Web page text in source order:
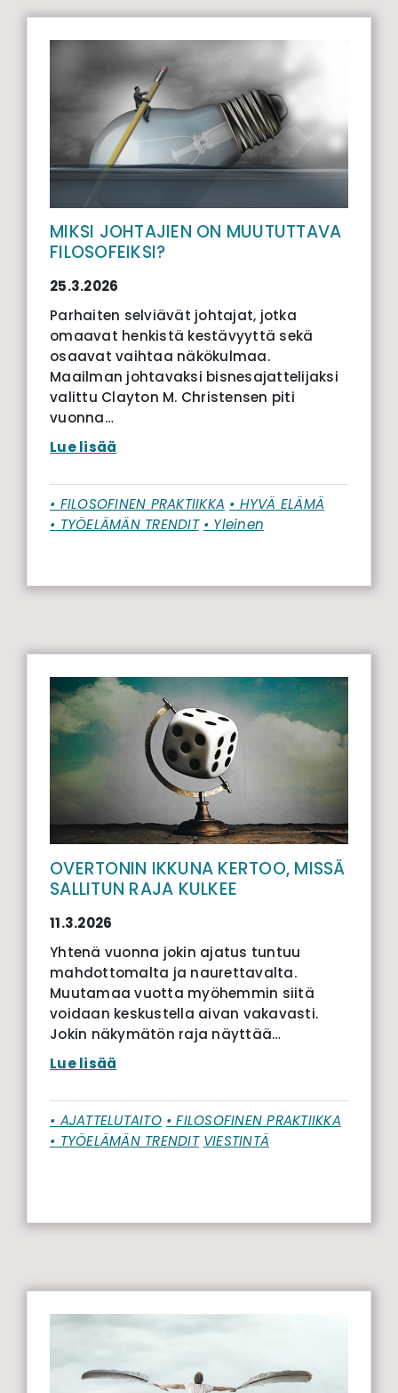
MIKSI JOHTAJIEN ON MUUTUTTAVA
FILOSOFEIKSI?
25.3.2026
Parhaiten selviävät johtajat, jotka
omaavat henkistä kestävyyttä sekä
osaavat vaihtaa näkökulmaa.
Maailman johtavaksi bisnesajattelijaksi
valittu Clayton M. Christensen piti
vuonna…
Lue lisää
• FILOSOFINEN PRAKTIIKKA • HYVÄ ELÄMÄ
• TYÖELÄMÄN TRENDIT • Yleinen
OVERTONIN IKKUNA KERTOO, MISSÄ
SALLITUN RAJA KULKEE
11.3.2026
Yhtenä vuonna jokin ajatus tuntuu
mahdottomalta ja naurettavalta.
Muutamaa vuotta myöhemmin siitä
voidaan keskustella aivan vakavasti.
Jokin näkymätön raja näyttää…
Lue lisää
• AJATTELUTAITO • FILOSOFINEN PRAKTIIKKA
• TYÖELÄMÄN TRENDIT VIESTINTÄ